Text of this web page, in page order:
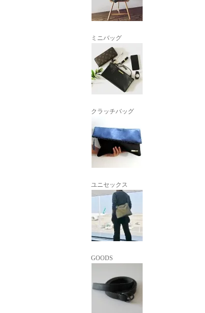
ミニバッグ
クラッチバッグ
ユニセックス
GOODS